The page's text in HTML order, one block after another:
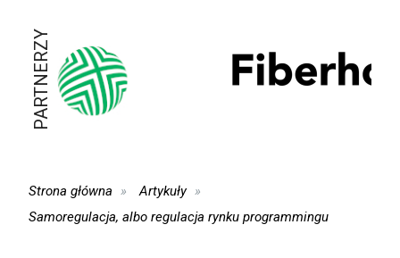
PARTNERZY
Strona główna
Artykuły
Samoregulacja, albo regulacja rynku programmingu